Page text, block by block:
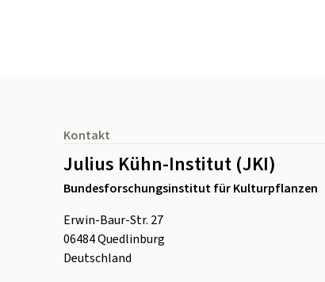
Kontakt
Julius Kühn-Institut (JKI)
Bundesforschungsinstitut für Kulturpflanzen
Erwin-Baur-Str. 27
06484Quedlinburg
Deutschland